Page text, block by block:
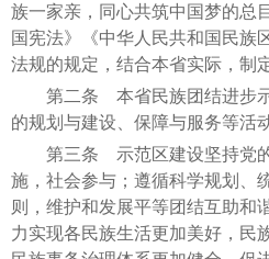
族一家亲，同心共筑中国梦的总
国宪法》《中华人民共和国民族
法规的规定，结合本省实际，制
第二条 本省民族团结进步示
的规划与建设、保障与服务等活
第三条 示范区建设坚持党的
施，社会参与；遵循科学规划、
则，维护和发展平等团结互助和
力实现各民族生活更加美好，民